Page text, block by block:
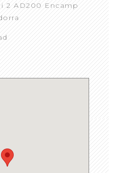
i 2 AD200 Encamp